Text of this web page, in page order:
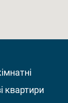
квартири